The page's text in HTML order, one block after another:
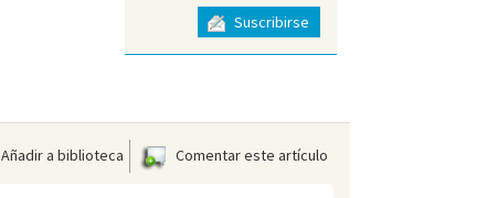
Suscribirse
Añadir a biblioteca Comentar este artículo